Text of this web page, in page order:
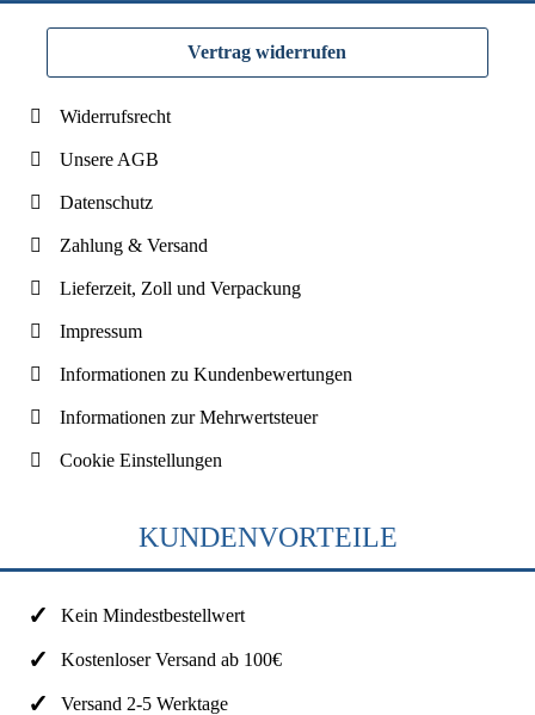
Vertrag widerrufen
Widerrufsrecht
Unsere AGB
Datenschutz
Zahlung & Versand
Lieferzeit, Zoll und Verpackung
Impressum
Informationen zu Kundenbewertungen
Informationen zur Mehrwertsteuer
Cookie Einstellungen
KUNDENVORTEILE
Kein Mindestbestellwert
Kostenloser Versand ab 100€
Versand 2-5 Werktage